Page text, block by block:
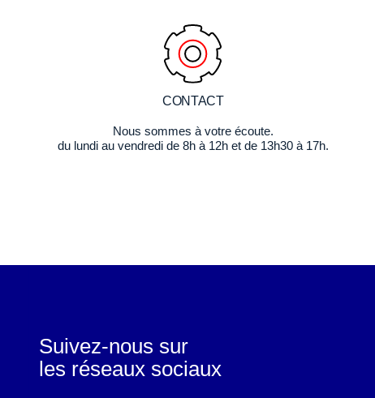
CONTACT
Nous sommes à votre écoute.
du lundi au vendredi de 8h à 12h et de 13h30 à 17h.
Suivez-nous sur
les réseaux sociaux